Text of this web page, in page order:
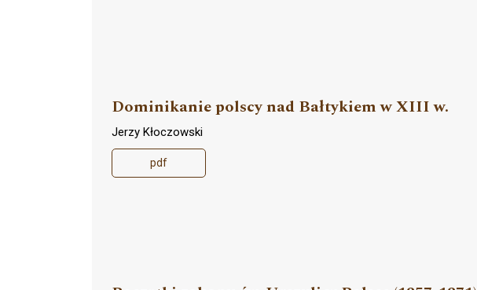
Dominikanie polscy nad Bałtykiem w XIII w.
Jerzy Kłoczowski
pdf